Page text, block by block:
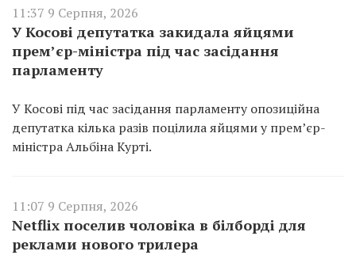
11:37 9 Серпня, 2026
У Косові депутатка закидала яйцями
прем’єр-міністра під час засідання
парламенту
У Косові під час засідання парламенту опозиційна
депутатка кілька разів поцілила яйцями у прем’єр-
міністра Альбіна Курті.
11:07 9 Серпня, 2026
Netflix поселив чоловіка в білборді для
реклами нового трилера